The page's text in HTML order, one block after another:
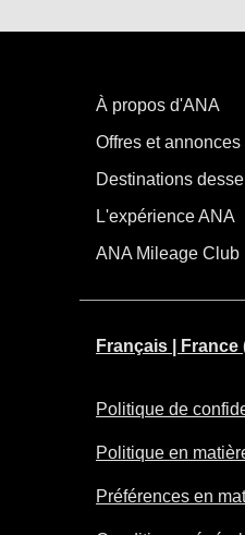
À propos d'ANA
Offres et annonces
Destinations
L'expérience ANA
ANA Mileage Club
Français |
Politique de
Politique en
Préférences en